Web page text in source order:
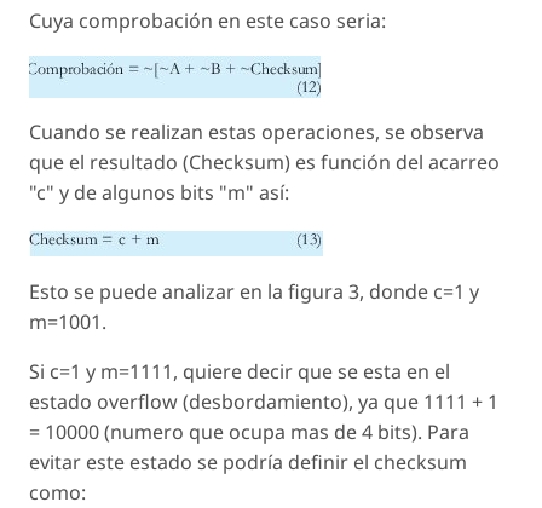
Cuya comprobación en este caso seria:
Cuando se realizan estas operaciones, se observa
que el resultado (Checksum) es función del acarreo
"c" y de algunos bits "m" así:
Esto se puede analizar en la figura 3, donde c=1 y
m=1001.
Si c=1 y m=1111, quiere decir que se esta en el
estado overflow (desbordamiento), ya que 1111 + 1
= 10000 (numero que ocupa mas de 4 bits). Para
evitar este estado se podría definir el checksum
como: